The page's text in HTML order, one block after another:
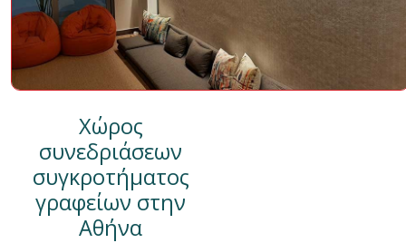
Χώρος
συνεδριάσεων
συγκροτήματος
γραφείων στην
Αθήνα